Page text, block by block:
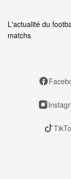
L'actualité du
matchs